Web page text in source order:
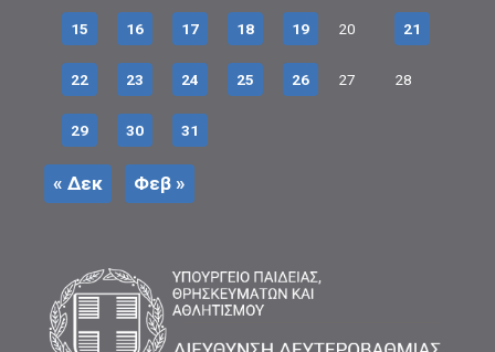
15 16 17 18 19 20 21
22 23 24 25 26 27 28
29 30 31
« Δεκ Φεβ »